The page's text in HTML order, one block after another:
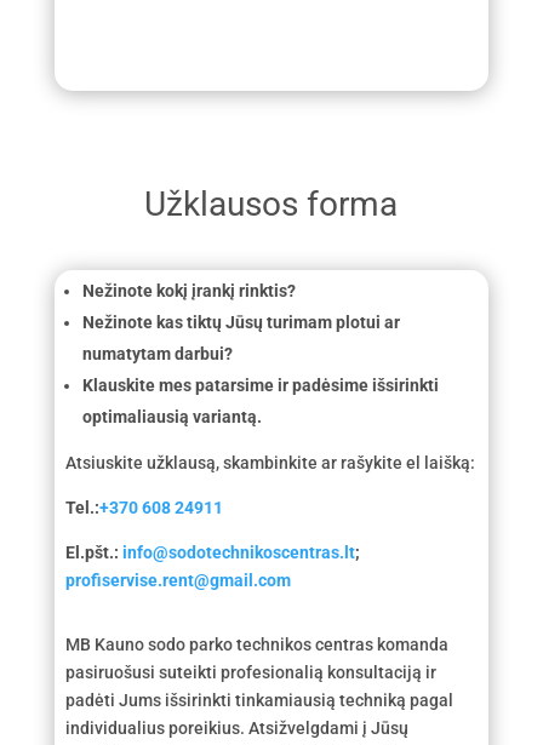
Užklausos forma
Nežinote kokį įrankį rinktis?
Nežinote kas tiktų Jūsų turimam plotui ar
numatytam darbui?
Klauskite mes patarsime ir padėsime išsirinkti
optimaliausią variantą.
Atsiuskite užklausą, skambinkite ar rašykite el laišką:
Tel.:+370 608 24911
El.pšt.: info@sodotechnikoscentras.lt;
profiservise.rent@gmail.com
MB Kauno sodo parko technikos centras komanda
pasiruošusi suteikti profesionalią konsultaciją ir
padėti Jums išsirinkti tinkamiausią techniką pagal
individualius poreikius. Atsižvelgdami į Jūsų